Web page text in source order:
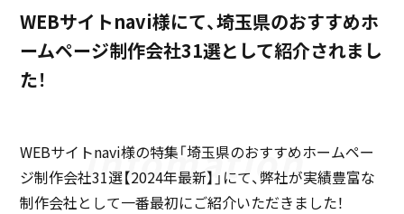
WEBサイトnavi様にて、埼玉県のおすすめホ
ームページ制作会社31選として紹介されまし
た！
WEBサイトnavi様の特集「埼玉県のおすすめホームペー
ジ制作会社31選【2024年最新】」にて、弊社が実績豊富な
制作会社として一番最初にご紹介いただきました！